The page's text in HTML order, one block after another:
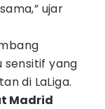
ujar
sensitif yang
di LaLiga.
Madrid